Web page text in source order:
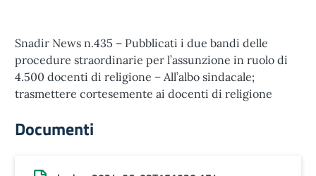
Snadir News n.435 – Pubblicati i due bandi delle
procedure straordinarie per l’assunzione in ruolo di
4.500 docenti di religione – All’albo sindacale;
trasmettere cortesemente ai docenti di religione
Documenti